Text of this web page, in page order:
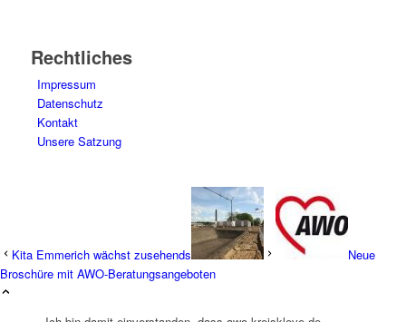
Rechtliches
Impressum
Datenschutz
Kontakt
Unsere Satzung
Kita Emmerich wächst zusehends
Neue
Broschüre mit AWO-Beratungsangeboten